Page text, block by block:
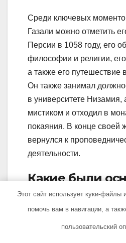
Среди ключевых
Газали можно отметить
Персии в 1058 году, его
философии и религии,
а также его путешествие
Он также занимал
в университете Низамия,
мистиком и отходил в
покаяния. В конце своей
вернулся к
деятельности.
Какие были
учения Газали?
Главная особенность
Этот сайт использует куки-файлы
помочь вам в навигации, а
пользовательский